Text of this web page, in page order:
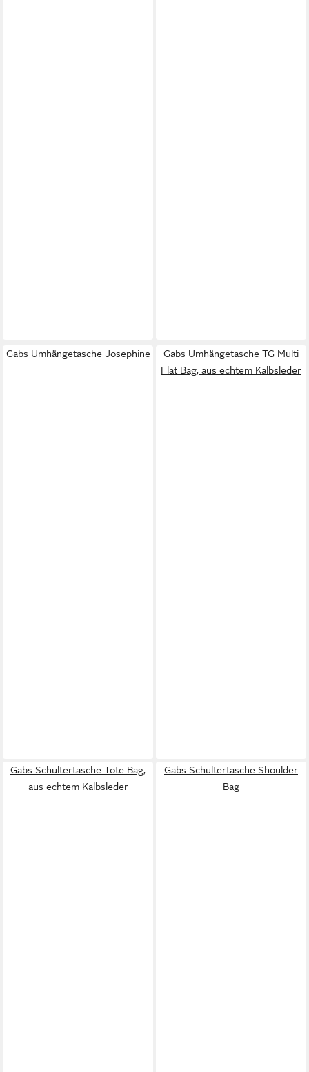
Gabs Umhängetasche Josephine
Gabs Umhängetasche TG Multi
Flat Bag, aus echtem Kalbsleder
Gabs Schultertasche Tote Bag,
aus echtem Kalbsleder
Gabs Schultertasche Shoulder
Bag